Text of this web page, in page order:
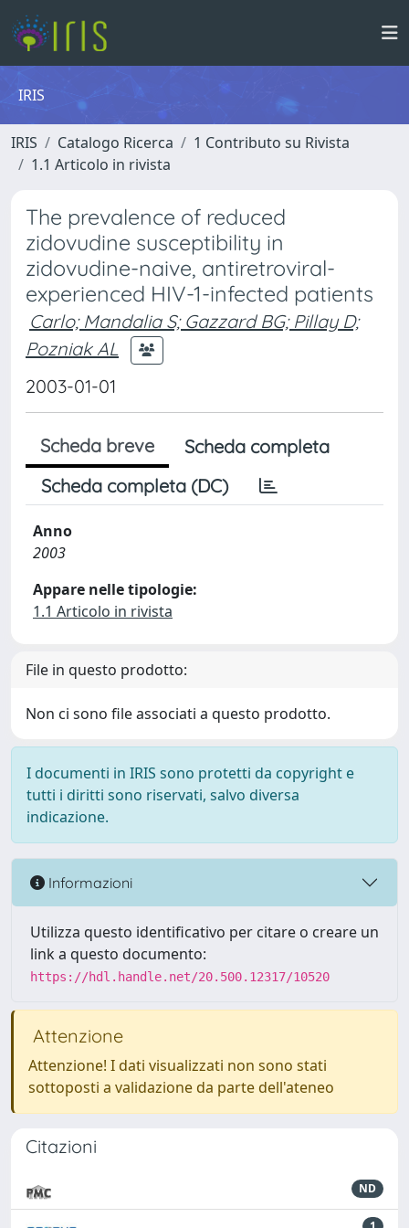
IRIS
IRIS Catalogo Ricerca
1 Contributo su Rivista
1.1 Articolo in rivista
The prevalence of reduced
zidovudine susceptibility in
zidovudine-naive, antiretroviral-
experienced HIV-1-infected patients
Carlo; Mandalia S; Gazzard BG; Pillay D;
Pozniak AL
2003-01-01
Scheda breve
Scheda completa
Scheda completa (DC)
Anno
2003
Appare nelle tipologie:
1.1 Articolo in rivista
File in questo prodotto:
Non ci sono file associati a questo prodotto.
I documenti in IRIS sono protetti da copyright e
tutti i diritti sono riservati, salvo diversa
indicazione.
Informazioni
Utilizza questo identificativo per citare o creare un
link a questo documento:
https://hdl.handle.net/20.500.12317/10520
Attenzione
Attenzione! I dati visualizzati non sono stati
sottoposti a validazione da parte dell'ateneo
Citazioni
ND